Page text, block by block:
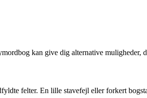
kan give dig alternative muligheder,
felter. En lille stavefejl eller forkert